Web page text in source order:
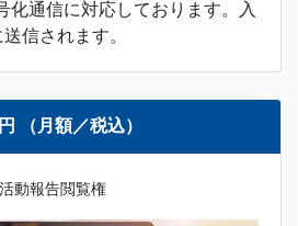
化通信に対応しております。入
信されます。
（月額／税込）
活動報告閲覧権